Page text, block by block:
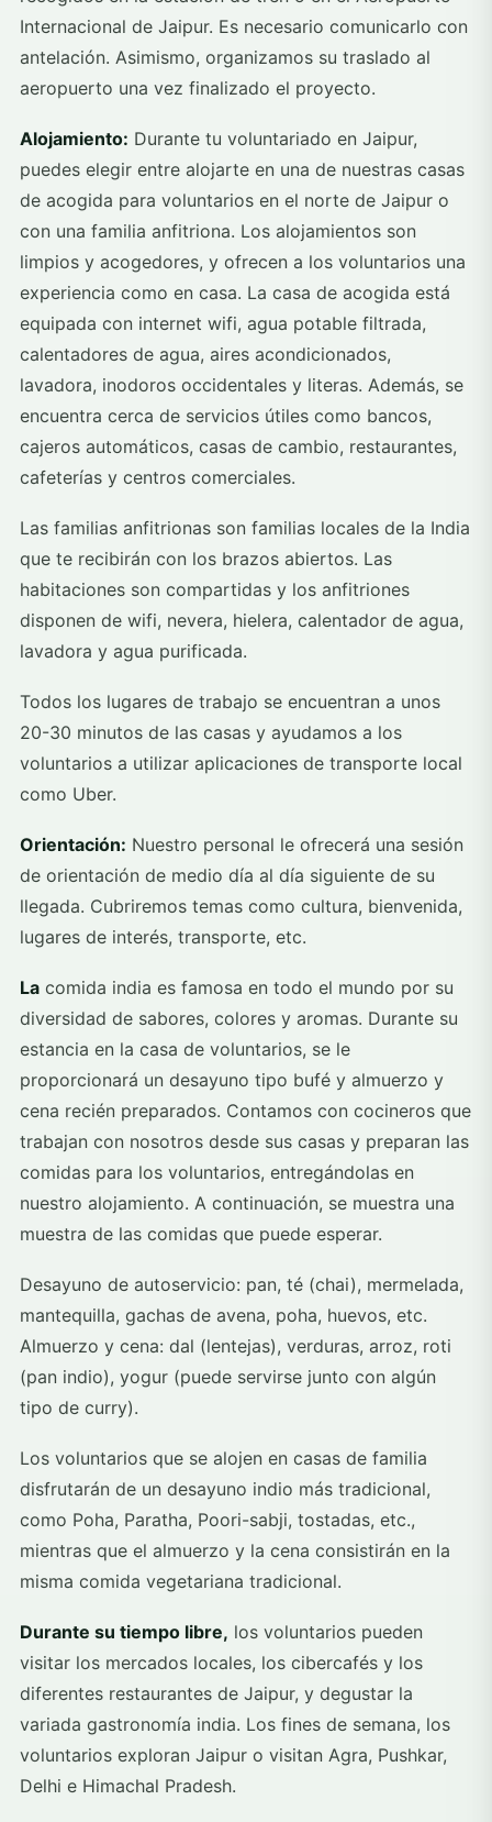
Internacional de Jaipur. Es necesario comunicarlo con
antelación. Asimismo, organizamos su traslado al
aeropuerto una vez finalizado el proyecto.
Alojamiento: Durante tu voluntariado en Jaipur,
puedes elegir entre alojarte en una de nuestras casas
de acogida para voluntarios en el norte de Jaipur o
con una familia anfitriona. Los alojamientos son
limpios y acogedores, y ofrecen a los voluntarios una
experiencia como en casa. La casa de acogida está
equipada con internet wifi, agua potable filtrada,
calentadores de agua, aires acondicionados,
lavadora, inodoros occidentales y literas. Además, se
encuentra cerca de servicios útiles como bancos,
cajeros automáticos, casas de cambio, restaurantes,
cafeterías y centros comerciales.
Las familias anfitrionas son familias locales de la India
que te recibirán con los brazos abiertos. Las
habitaciones son compartidas y los anfitriones
disponen de wifi, nevera, hielera, calentador de agua,
lavadora y agua purificada.
Todos los lugares de trabajo se encuentran a unos
20-30 minutos de las casas y ayudamos a los
voluntarios a utilizar aplicaciones de transporte local
como Uber.
Orientación: Nuestro personal le ofrecerá una sesión
de orientación de medio día al día siguiente de su
llegada. Cubriremos temas como cultura, bienvenida,
lugares de interés, transporte, etc.
La comida india es famosa en todo el mundo por su
diversidad de sabores, colores y aromas. Durante su
estancia en la casa de voluntarios, se le
proporcionará un desayuno tipo bufé y almuerzo y
cena recién preparados. Contamos con cocineros que
trabajan con nosotros desde sus casas y preparan las
comidas para los voluntarios, entregándolas en
nuestro alojamiento. A continuación, se muestra una
muestra de las comidas que puede esperar.
Desayuno de autoservicio: pan, té (chai), mermelada,
mantequilla, gachas de avena, poha, huevos, etc.
Almuerzo y cena: dal (lentejas), verduras, arroz, roti
(pan indio), yogur (puede servirse junto con algún
tipo de curry).
Los voluntarios que se alojen en casas de familia
disfrutarán de un desayuno indio más tradicional,
como Poha, Paratha, Poori-sabji, tostadas, etc.,
mientras que el almuerzo y la cena consistirán en la
misma comida vegetariana tradicional.
Durante su tiempo libre, los voluntarios pueden
visitar los mercados locales, los cibercafés y los
diferentes restaurantes de Jaipur, y degustar la
variada gastronomía india. Los fines de semana, los
voluntarios exploran Jaipur o visitan Agra, Pushkar,
Delhi e Himachal Pradesh.